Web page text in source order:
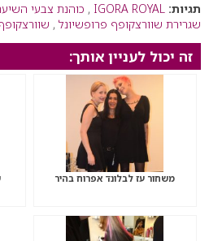
תגיות: IGORA ROYAL
, כוהנת צבעי
שגרירת שוורצקופף פרופשיונל ,
זה יכול לעניין אותך:
משחור עז לבלונד אפרוח בהיר